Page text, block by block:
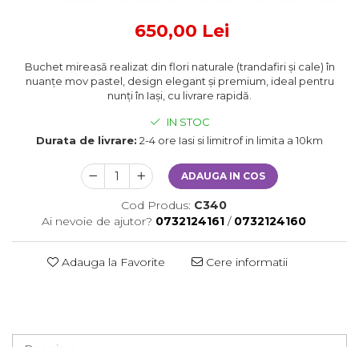
650,00 Lei
Buchet mireasă realizat din flori naturale (trandafiri și cale) în
nuanțe mov pastel, design elegant și premium, ideal pentru
nunți în Iași, cu livrare rapidă.
IN STOC
Durata de livrare: 2-4 ore Iasi si limitrof in limita a 10km
ADAUGA IN COS
Cod Produs: C340
Ai nevoie de ajutor? 0732124161 / 0732124160
Adauga la Favorite Cere informatii